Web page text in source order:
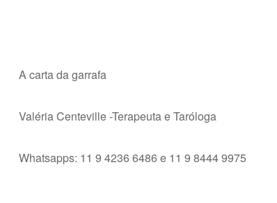
A carta da garrafa
Valéria Centeville -Terapeuta e Taróloga
Whatsapps: 11 9 4236 6486 e 11 9 8444 9975